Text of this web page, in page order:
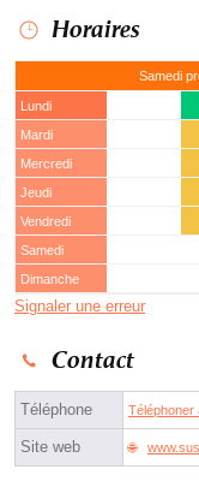
Horaires
Samedi
Lundi
Mardi
Mercredi
Jeudi
Vendredi
Samedi
Dimanche
Signaler une erreur
Contact
Téléphone Téléphoner
Site web